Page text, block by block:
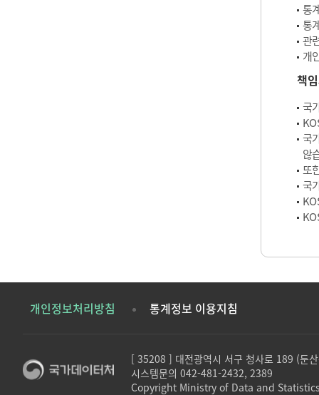
통
통
관
개
책
국
국
않
또
국
개인정보처리방침 통계정보 이용지침
[ 35208 ] 대전광역시 서구 청사로 189 (둔
시스템문의 042-481-2432, 2389
Copyright Ministry of Data and